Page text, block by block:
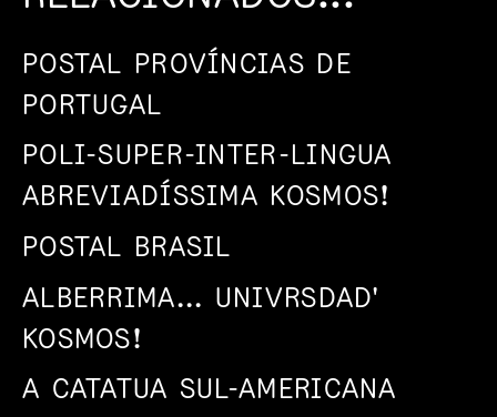
POSTAL PROVÍNCIAS DE
PORTUGAL
POLI-SUPER-INTER-LINGUA
ABREVIADÍSSIMA KOSMOS!
POSTAL BRASIL
ALBERRIMA... UNIVRSDAD'
KOSMOS!
A CATATUA SUL-AMERICANA